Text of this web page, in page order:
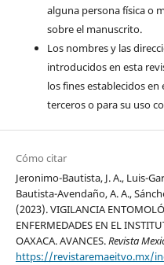
alguna persona física o
sobre el manuscrito.
Los nombres y las
introducidos en esta
los fines establecidos
terceros o para su uso
Cómo citar
Jeronimo-Bautista, J. A., Luis-
Bautista-Avendaño, A. A.,
(2023). VIGILANCIA
ENFERMEDADES EN EL
OAXACA. AVANCES.Revista
https://revistaremaeitvo.mx/